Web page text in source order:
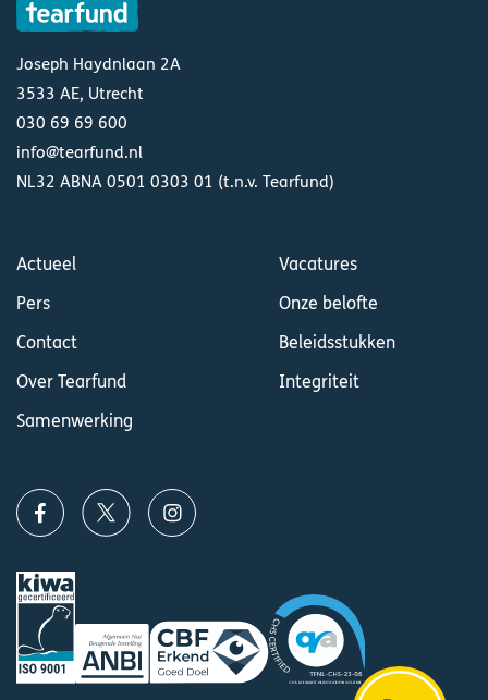
Joseph Haydnlaan 2A
3533 AE, Utrecht
030 69 69 600
info@tearfund.nl
NL32 ABNA 0501 0303 01 (t.n.v. Tearfund)
Actueel
Pers
Contact
Over Tearfund
Samenwerking
Vacatures
Onze belofte
Beleidsstukken
Integriteit